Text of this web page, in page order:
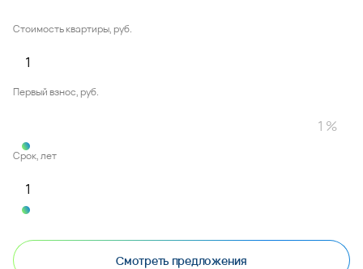
Стоимость квартиры, руб.
Первый взнос, руб.
Срок, лет
Смотреть предложения